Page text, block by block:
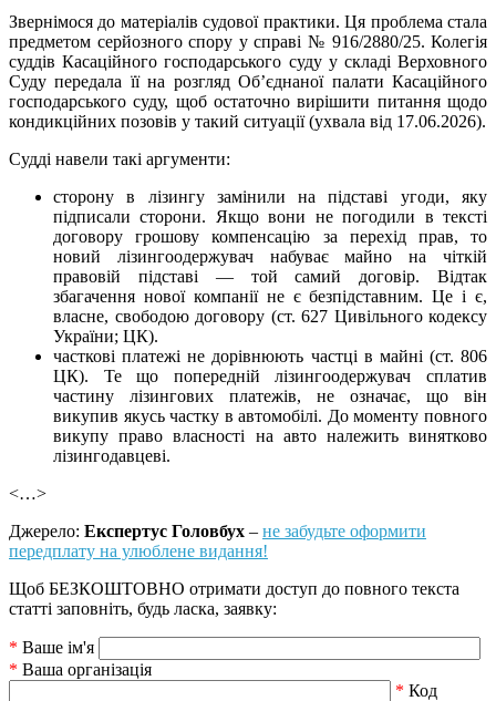
Звернімося до матеріалів судової практики. Ця проблема стала
предметом серйозного спору у справі № 916/2880/25. Колегія
суддів Касаційного господарського суду у складі Верховного
Суду передала її на розгляд Об’єднаної палати Касаційного
господарського суду, щоб остаточно вирішити питання щодо
кондикційних позовів у такий ситуації (ухвала від 17.06.2026).
Судді навели такі аргументи:
сторону в лізингу замінили на підставі угоди, яку
підписали сторони. Якщо вони не погодили в тексті
договору грошову компенсацію за перехід прав, то
новий лізингоодержувач набуває майно на чіткій
правовій підставі — той самий договір. Відтак
збагачення нової компанії не є безпідставним. Це і є,
власне, свободою договору (ст. 627 Цивільного кодексу
України; ЦК).
часткові платежі не дорівнюють частці в майні (ст. 806
ЦК). Те що попередній лізингоодержувач сплатив
частину лізингових платежів, не означає, що він
викупив якусь частку в автомобілі. До моменту повного
викупу право власності на авто належить винятково
лізингодавцеві.
<…>
Джерело: Експертус Головбух – не забудьте оформити
передплату на улюблене видання!
Щоб БЕЗКОШТОВНО отримати доступ до повного текста
статті заповніть, будь ласка, заявку:
* Ваше ім'я
* Ваша організація
* Код